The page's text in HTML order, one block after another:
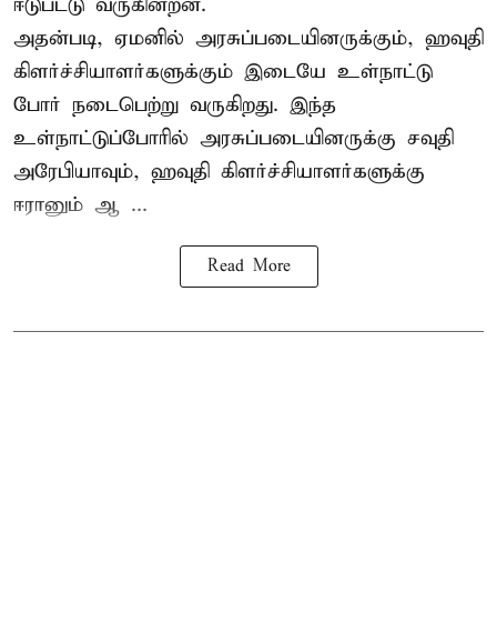
அதன்படி, ஏமனில் அரசுப்படையினருக்கும், ஹவுதி
கிளர்ச்சியாளர்களுக்கும் இடையே உள்நாட்டு
போர் நடைபெற்று வருகிறது. இந்த
உள்நாட்டுப்போரில் அரசுப்படையினருக்கு சவுதி
அரேபியாவும், ஹவுதி கிளர்ச்சியாளர்களுக்கு
ஈரானும் ஆ ...
Read More